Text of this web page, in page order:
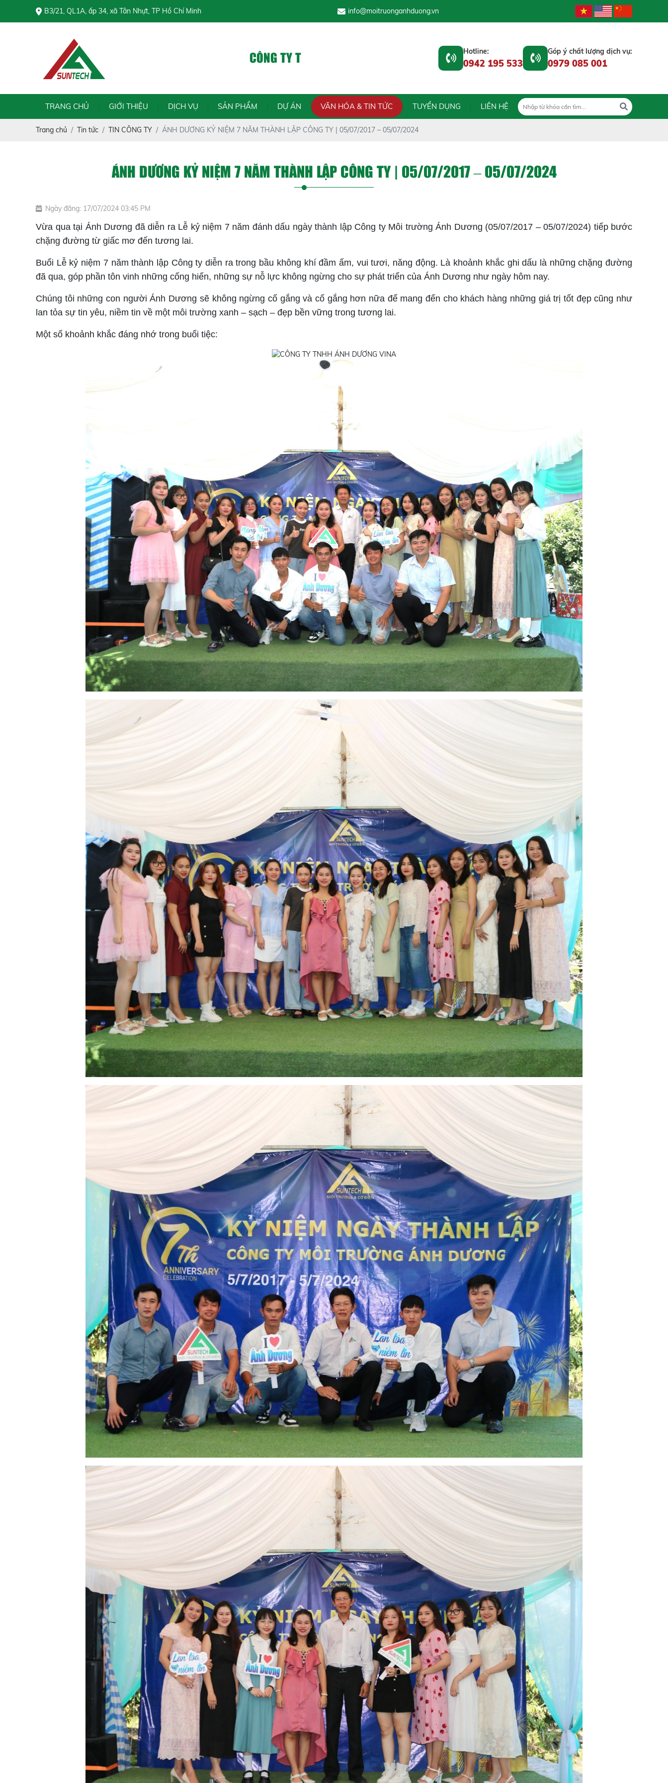
B3/21, QL1A, ấp 34, xã Tân Nhựt, TP Hồ Chí Minh info@moitruonganhduong.vn
CÔNG TY TRÁCH NHIỆM HỮU HẠN Hotline:
0942 195 533
Góp ý chất lượng dịch vụ:
0979 085 001
TRANG CHỦ GIỚI THIỆU DỊCH VỤ SẢN PHẨM DỰ ÁN VĂN HÓA & TIN TỨC TUYỂN DỤNG LIÊN HỆ
Trang chủ Tin tức TIN CÔNG TY ÁNH DƯƠNG KỶ NIỆM 7 NĂM THÀNH LẬP CÔNG TY | 05/07/2017 – 05/07/2024
ÁNH DƯƠNG KỶ NIỆM 7 NĂM THÀNH LẬP CÔNG TY | 05/07/2017 – 05/07/2024
Ngày đăng: 17/07/2024 03:45 PM
Vừa qua tại Ánh Dương đã diễn ra Lễ kỷ niệm 7 năm đánh dấu ngày thành lập Công ty Môi trường Ánh Dương (05/07/2017 – 05/07/2024) tiếp bước
chặng đường từ giấc mơ đến tương lai.
Buổi Lễ kỷ niệm 7 năm thành lập Công ty diễn ra trong bầu không khí đầm ấm, vui tươi, năng động. Là khoảnh khắc ghi dấu là những chặng đường
đã qua, góp phần tôn vinh những cống hiến, những sự nỗ lực không ngừng cho sự phát triển của Ánh Dương như ngày hôm nay.
Chúng tôi những con người Ánh Dương sẽ không ngừng cố gắng và cố gắng hơn nữa để mang đến cho khách hàng những giá trị tốt đẹp cũng như
lan tỏa sự tin yêu, niềm tin về một môi trường xanh – sạch – đẹp bền vững trong tương lai.
Một số khoảnh khắc đáng nhớ trong buổi tiệc: